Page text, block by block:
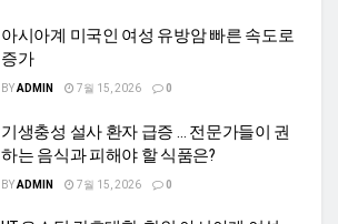
아시아계 미국인 여성 유방암 빠른 속도로
증가
BYADMIN 7월 15, 2026 0
기생충성 설사 환자 급증 … 전문가들이 권
하는 음식과 피해야 할 식품은?
BYADMIN 7월 15, 2026 0